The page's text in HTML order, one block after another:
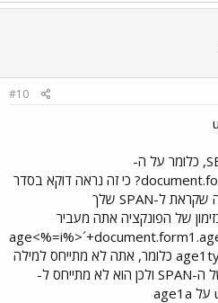
#10
על הערך של ה-SELECT, כלומר על ה-
document.form1.age_type.value? כי זה נראה דוקא בסדר
מה שיכול להוות בעיה זה שקראת ל-SPAN שלך
שנותן age1a ולא age1typea כלומר, אתה לא מתייחס למילה
type שנמצאת בשם של ה-SPAN ולכן הוא לא מתייחס ל-